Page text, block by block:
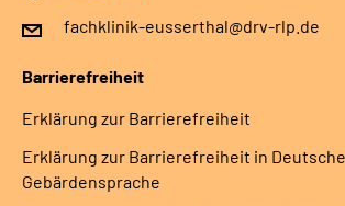
fachklinik-eusserthal@drv-rlp.de
Barrierefreiheit
Erklärung zur Barrierefreiheit
Erklärung zur Barrierefreiheit in
Gebärdensprache